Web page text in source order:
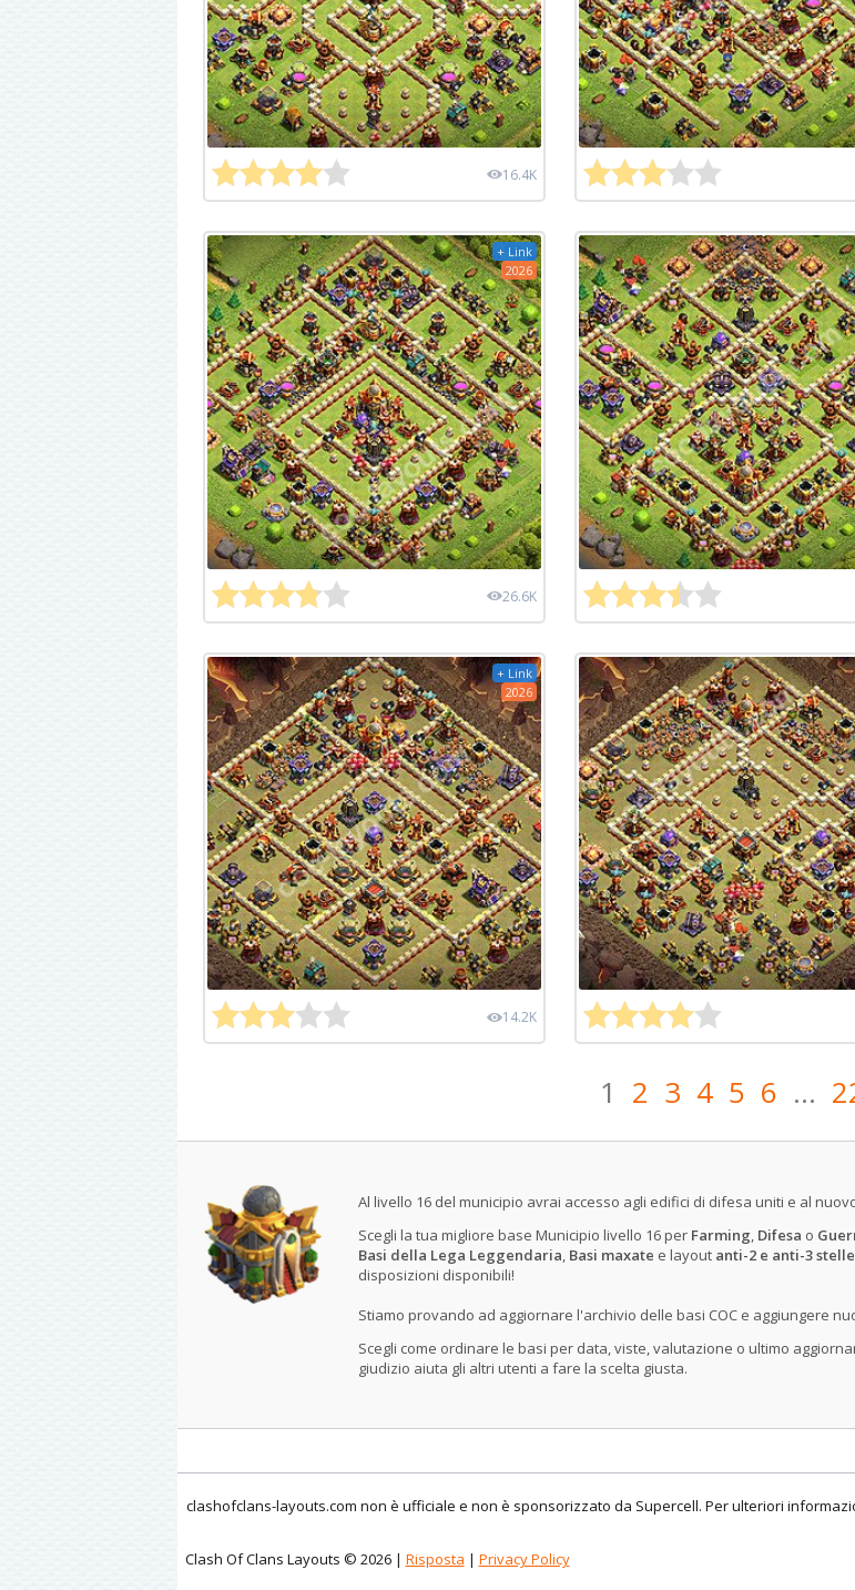
16.4K
+ Link
2026
26.6K
+ Link
2026
14.2K
1 2 3 4 5 6 ...
Al livello 16 del municipio avrai accesso agli edifici di difesa uniti e al
Scegli la tua migliore base Municipio livello 16 per Farming, Difesa o
Basi della Lega Leggendaria, Basi maxate e layout anti-2 e anti-3 stelle
disposizioni disponibili!
Stiamo provando ad aggiornare l'archivio delle basi COC e aggiungere
Scegli come ordinare le basi per data, viste, valutazione o ultimo
giudizio aiuta gli altri utenti a fare la scelta giusta.
clashofclans-layouts.com non è ufficiale e non è sponsorizzato da Supercell. Per ulteriori
Clash Of Clans Layouts © 2026 | Risposta | Privacy Policy